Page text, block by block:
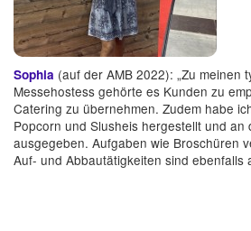
Sophia (auf der AMB 2022): „Zu meinen
Messehostess gehörte es Kunden zu
Catering zu übernehmen. Zudem habe
Popcorn und Slusheis hergestellt und an
ausgegeben. Aufgaben wie Broschüren
Auf- und Abbautätigkeiten sind ebenfalls